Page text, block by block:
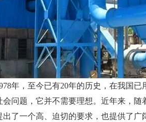
，至今已有20年的历史，在我国已
问题，它并不需要理想。近年来，
了一个高、迫切的要求，也提供了